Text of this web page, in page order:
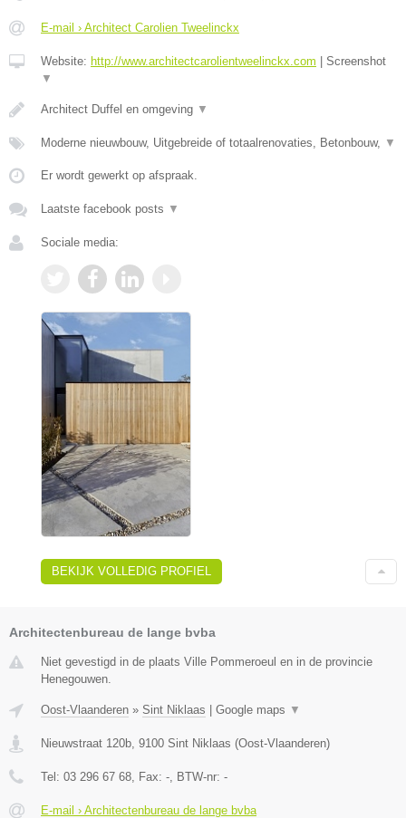
E-mail › Architect Carolien Tweelinckx
Website: http://www.architectcarolientweelinckx.com
Screenshot
▼
Architect Duffel en omgeving ▼
Moderne nieuwbouw, Uitgebreide of totaalrenovaties, Betonbouw, ▼
Er wordt gewerkt op afspraak.
Laatste facebook posts ▼
Sociale media:
BEKIJK VOLLEDIG PROFIEL
Architectenbureau de lange bvba
Niet gevestigd in de plaats Ville Pommeroeul en in de provincie
Henegouwen.
Oost-Vlaanderen » Sint Niklaas Google maps ▼
Nieuwstraat 120b 9100 Sint Niklaas (Oost-Vlaanderen)
Tel: 03 296 67 68 , Fax: - , BTW-nr: -
E-mail › Architectenbureau de lange bvba